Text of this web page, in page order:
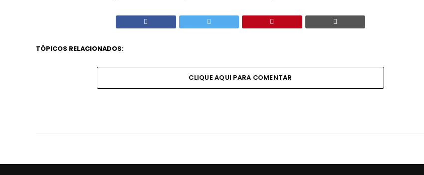
TÓPICOS RELACIONADOS:
CLIQUE AQUI PARA COMENTAR